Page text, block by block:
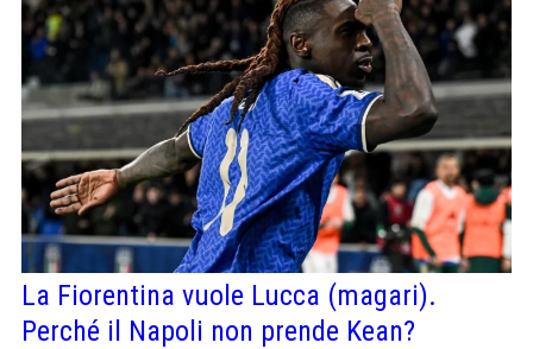
La Fiorentina vuole Lucca (magari).
Perché il Napoli non prende Kean?